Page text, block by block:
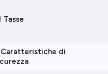
Tasse
Caratteristiche di